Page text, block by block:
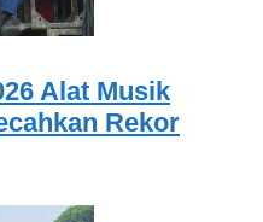
Alat Musik
Rekor